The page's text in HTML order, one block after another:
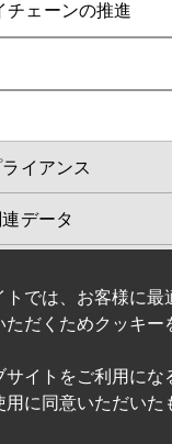
トでは、お客様に最
だくためクッキー
サイトをご利用にな
に同意いただいた
チェーンの推進
イアンス
データ